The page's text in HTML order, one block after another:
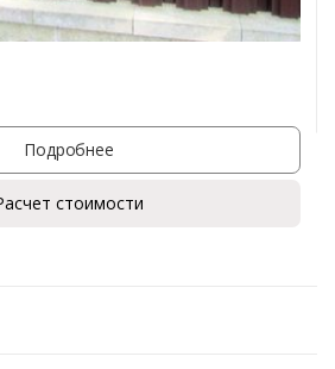
Заказать
Подробнее
стоимости